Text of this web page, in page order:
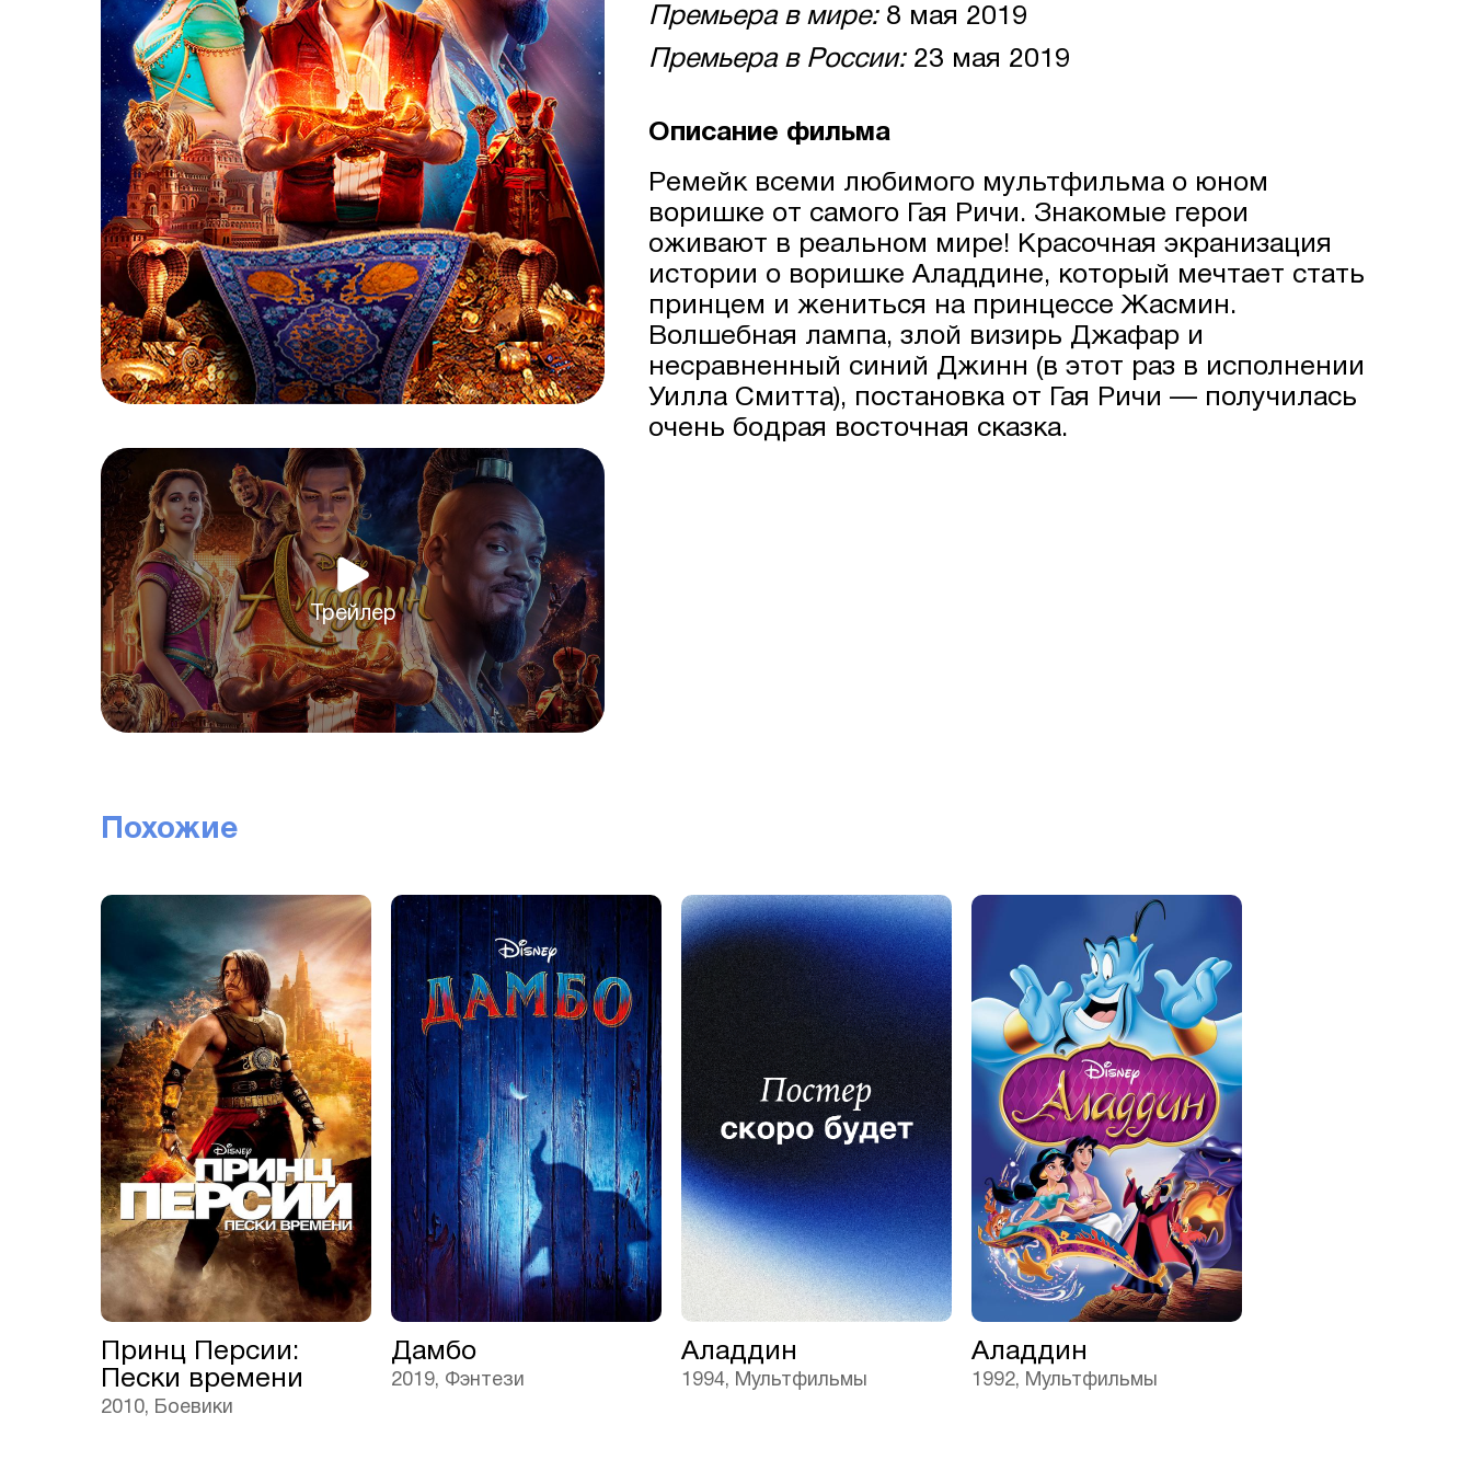
Трейлер
Премьера в мире:8 мая 2019
Премьера в России:23 мая 2019
Описание фильма
Ремейк всеми любимого мультфильма о юном
воришке от самого Гая Ричи. Знакомые герои
оживают в реальном мире! Красочная экранизация
истории о воришке Аладдине, который мечтает стать
принцем и жениться на принцессе Жасмин.
Волшебная лампа, злой визирь Джафар и
несравненный синий Джинн (в этот раз в исполнении
Уилла Смитта), постановка от Гая Ричи — получилась
очень бодрая восточная сказка.
Похожие
Принц Персии:
Пески времени
2010, Боевики
Дамбо
2019, Фэнтези
Аладдин
1994, Мультфильмы
Аладдин
1992, Мультфильмы